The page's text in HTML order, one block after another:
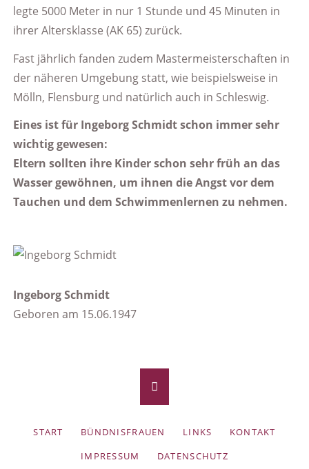
legte 5000 Meter in nur 1 Stunde und 45 Minuten in
ihrer Altersklasse (AK 65) zurück.
Fast jährlich fanden zudem Mastermeisterschaften in
der näheren Umgebung statt, wie beispielsweise in
Mölln, Flensburg und natürlich auch in Schleswig.
Eines ist für Ingeborg Schmidt schon immer sehr
wichtig gewesen:
Eltern sollten ihre Kinder schon sehr früh an das
Wasser gewöhnen, um ihnen die Angst vor dem
Tauchen und dem Schwimmenlernen zu nehmen.
Ingeborg Schmidt
Geboren am 15.06.1947
NAVIGATION
START BÜNDNISFRAUEN LINKS
KONTAKT
IMPRESSUM
DATENSCHUTZ